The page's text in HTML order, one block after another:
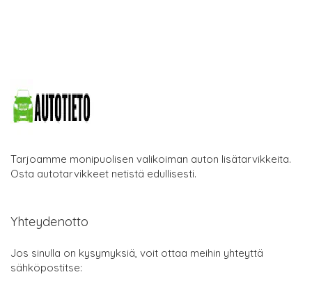
Tarjoamme monipuolisen valikoiman auton lisätarvikkeita.
Osta autotarvikkeet netistä edullisesti.
Yhteydenotto
Jos sinulla on kysymyksiä, voit ottaa meihin yhteyttä
sähköpostitse: